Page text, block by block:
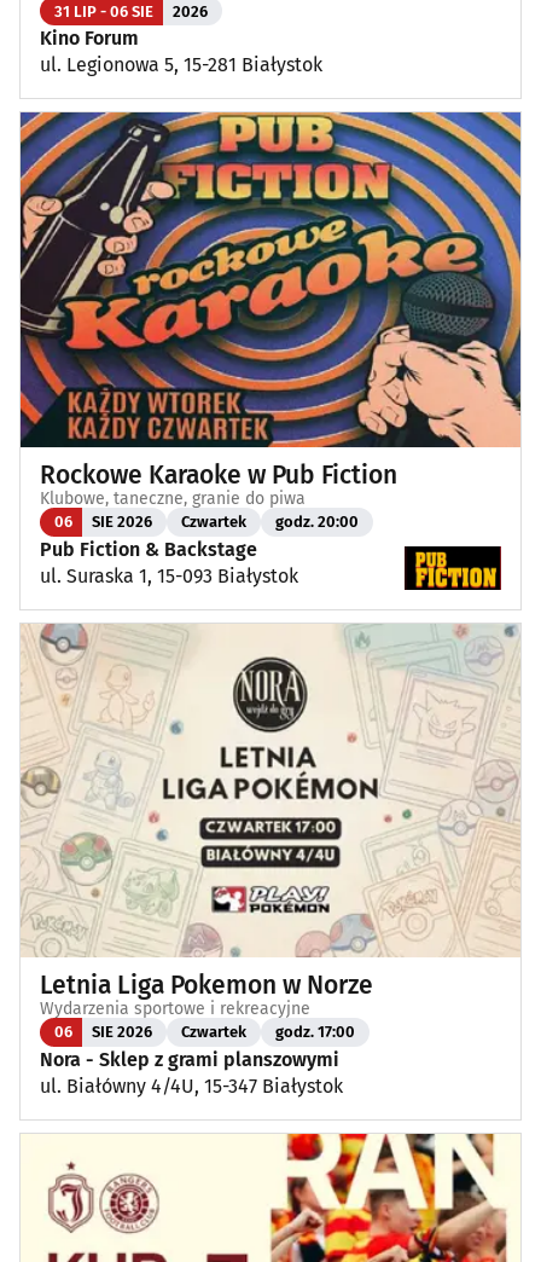
31 LIP - 06 SIE 2026
Kino Forum
ul. Legionowa 5, 15-281 Białystok
Rockowe Karaoke w Pub Fiction
Klubowe, taneczne, granie do piwa
06 SIE 2026 Czwartek godz. 20:00
Pub Fiction & Backstage
ul. Suraska 1, 15-093 Białystok
Letnia Liga Pokemon w Norze
Wydarzenia sportowe i rekreacyjne
06 SIE 2026 Czwartek godz. 17:00
Nora - Sklep z grami planszowymi
ul. Białówny 4/4U, 15-347 Białystok